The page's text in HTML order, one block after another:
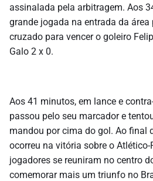
assinalada pela arbitragem. Aos
grande jogada na entrada da área
cruzado para vencer o goleiro
Galo 2 x 0.
Aos 41 minutos, em lance e
passou pelo seu marcador e
mandou por cima do gol. Ao final
ocorreu na vitória sobre o Atlético-
jogadores se reuniram no centro
comemorar mais um triunfo no